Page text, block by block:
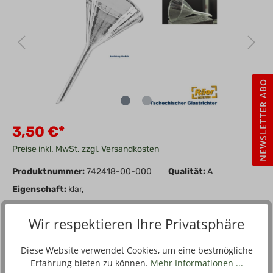
3,50 €*
Preise inkl. MwSt. zzgl. Versandkosten
Produktnummer:742418-00-000 Qualität:A
Eigenschaft: klar,
Stück In den Warenkorb
Zum Merkzettel hinzufügen
Wir respektieren Ihre Privatsphäre
Diese Website verwendet Cookies, um eine bestmögliche
Erfahrung bieten zu können. Mehr Informationen ...
NEWSLETTER ABO